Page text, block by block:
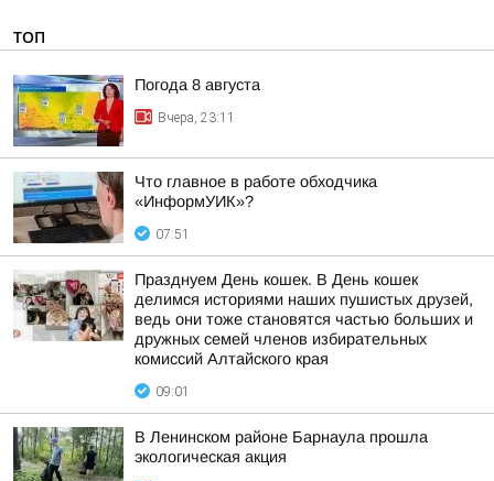
ТОП
Погода 8 августа
Вчера, 23:11
Что главное в работе обходчика
«ИнформУИК»?
07:51
Празднуем День кошек. В День кошек
делимся историями наших пушистых друзей,
ведь они тоже становятся частью больших и
дружных семей членов избирательных
комиссий Алтайского края
09:01
В Ленинском районе Барнаула прошла
экологическая акция